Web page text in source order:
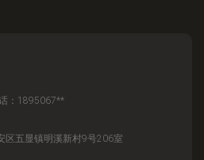
：1895067**
区五显镇明溪新村9号206室